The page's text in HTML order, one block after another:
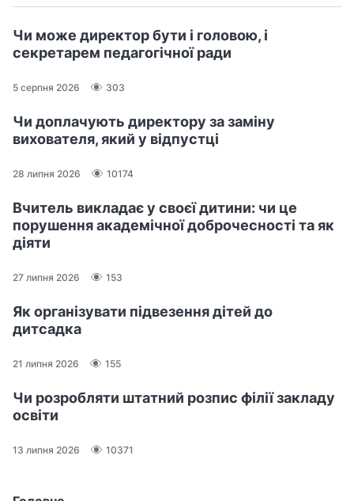
Чи може директор бути і головою, і
секретарем педагогічної ради
5 серпня 2026 303
Чи доплачують директору за заміну
вихователя, який у відпустці
28 липня 2026 10174
Вчитель викладає у своєї дитини: чи це
порушення академічної доброчесності та як
діяти
27 липня 2026 153
Як організувати підвезення дітей до
дитсадка
21 липня 2026 155
Чи розробляти штатний розпис філії закладу
освіти
13 липня 2026 10371